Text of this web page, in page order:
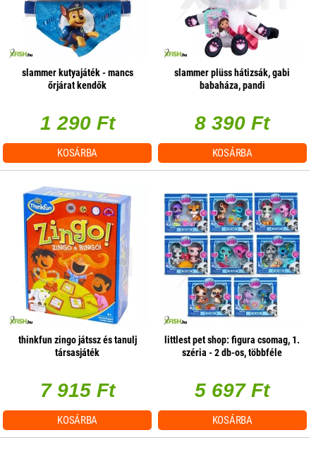
slammer kutyajáték - mancs
őrjárat kendők
1 290 Ft
KOSÁRBA
slammer plüss hátizsák, gabi
babaháza, pandi
8 390 Ft
KOSÁRBA
thinkfun zingo játssz és tanulj
társasjáték
7 915 Ft
KOSÁRBA
littlest pet shop: figura csomag, 1.
széria - 2 db-os, többféle
5 697 Ft
KOSÁRBA